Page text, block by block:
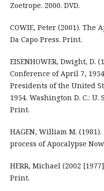
Zoetrope. 2000. DVD.
COWIE, Peter (2001). The
Da Capo Press. Print.
EISENHOWER, Dwight, D.
Conference of April 7,
Presidents of the United
1954. Washington D. C.:
Print.
HAGEN, William M.
process of Apocalypse
HERR, Michael (2002
Print.